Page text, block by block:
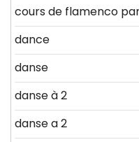
cours de flamenco
dance
danse
danse à 2
danse a 2